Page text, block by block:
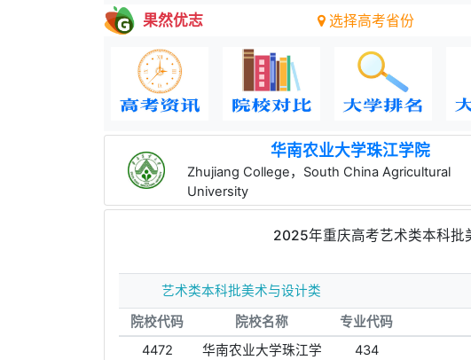
果然优志 选择高考省份
华南农业大学珠江学院
Zhujiang College，South China Agricultural
University
2025年重庆高考艺术类本科批
艺术类本科批美术与设计类
院校代码
院校名称 专业代码
4472
华南农业大学珠江学
434